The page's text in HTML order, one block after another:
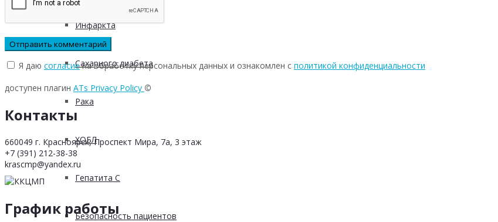
Инфаркта
Сахарного диабета
Рака
ХОБЛ
Гепатита С
Безопасность пациентов
Я даю согласиена обработку персональных данных и ознакомлен с политикой конфиденциальности
доступен плагин ATs Privacy Policy ©
Контакты
660049 г. Красноярск, Проспект Мира, 7а, 3 этаж
+7 (391) 212-38-38
krascmp@yandex.ru
График работы